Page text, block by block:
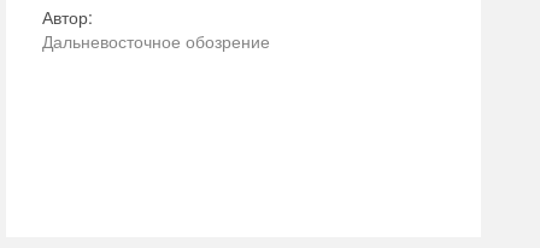
Автор:
Дальневосточное обозрение